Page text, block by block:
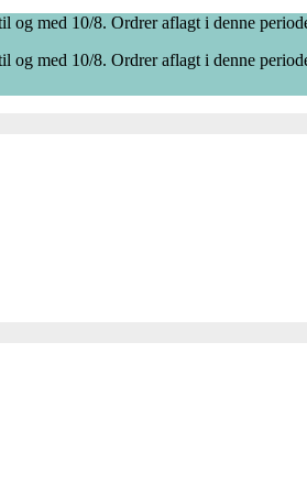
med 10/8. Ordrer aflagt i denne
med 10/8. Ordrer aflagt i denne